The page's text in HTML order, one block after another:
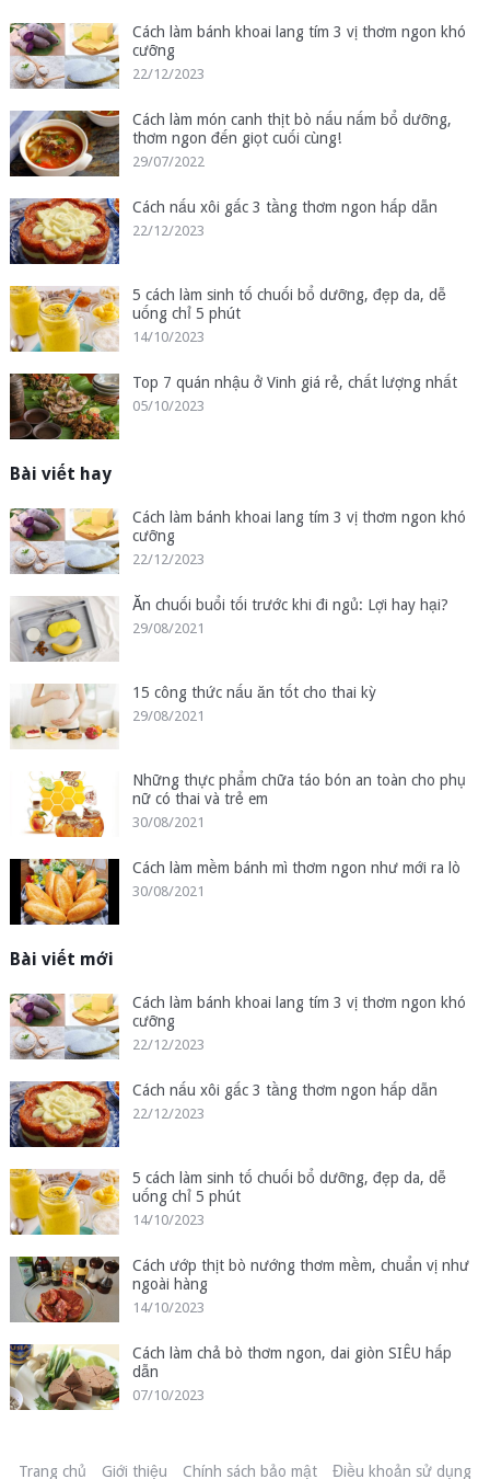
Cách làm bánh khoai lang tím 3 vị thơm ngon khó
cưỡng
22/12/2023
Cách làm món canh thịt bò nấu nấm bổ dưỡng,
thơm ngon đến giọt cuối cùng!
29/07/2022
Cách nấu xôi gấc 3 tầng thơm ngon hấp dẫn
22/12/2023
5 cách làm sinh tố chuối bổ dưỡng, đẹp da, dễ
uống chỉ 5 phút
14/10/2023
Top 7 quán nhậu ở Vinh giá rẻ, chất lượng nhất
05/10/2023
Bài viết hay
Cách làm bánh khoai lang tím 3 vị thơm ngon khó
cưỡng
22/12/2023
Ăn chuối buổi tối trước khi đi ngủ: Lợi hay hại?
29/08/2021
15 công thức nấu ăn tốt cho thai kỳ
29/08/2021
Những thực phẩm chữa táo bón an toàn cho phụ
nữ có thai và trẻ em
30/08/2021
Cách làm mềm bánh mì thơm ngon như mới ra lò
30/08/2021
Bài viết mới
Cách làm bánh khoai lang tím 3 vị thơm ngon khó
cưỡng
22/12/2023
Cách nấu xôi gấc 3 tầng thơm ngon hấp dẫn
22/12/2023
5 cách làm sinh tố chuối bổ dưỡng, đẹp da, dễ
uống chỉ 5 phút
14/10/2023
Cách ướp thịt bò nướng thơm mềm, chuẩn vị như
ngoài hàng
14/10/2023
Cách làm chả bò thơm ngon, dai giòn SIÊU hấp
dẫn
07/10/2023
Trang chủ Giới thiệu Chính sách bảo mật Điều khoản sử dụng